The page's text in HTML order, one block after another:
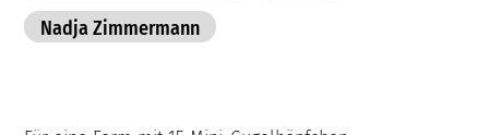
Nadja Zimmermann